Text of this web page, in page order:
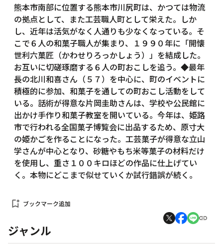
熊本市南部に位置する熊本市川尻町は、かつては物流
の拠点として、また工芸職人町として栄えた。しか
し、近年は活気がなく人通りも少なくなっている。そ
こで６人の和菓子職人が集まり、１９９０年に「開懐
世利六菓匠（かわせりろっかしょう）」を結成した。
お互いに切磋琢磨する６人の町おこしを追う。◆最年
長の北川和喜さん（５７）を中心に、町のイベントに
積極的に参加、和菓子を通しての町おこし活動をして
いる。話術が得意な片岡圭助さんは、学校や公民館に
出かけ手作り和菓子教室を開いている。今年は、姫路
市で行われる全国菓子博覧会に出品するため、原寸大
の姫かごを作ることになった。工芸菓子が得意な立山
学さんが中心となり、砂糖やもち米等菓子の材料だけ
を使用し、重さ１００キロほどの作品に仕上げてい
く。本物にどこまで似せていくか試行錯誤が続く。
bookmark_add ブックマーク追加
ジャンル